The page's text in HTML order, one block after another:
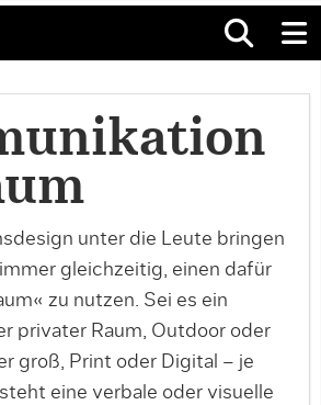
unter die Leute bringen
gleichzeitig, einen dafür
zu nutzen. Sei es ein
privater Raum, Outdoor oder
groß, Print oder Digital – je
eine verbale oder visuelle